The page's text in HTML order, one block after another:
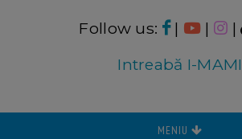
Follow us: | | |
Intreabă I-MAMI
MENIU